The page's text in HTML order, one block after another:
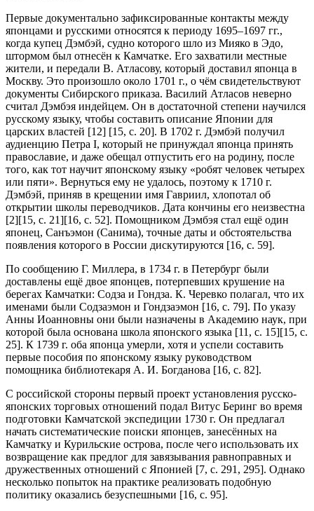
Первые документально зафиксированные контакты между
японцами и русскими относятся к периоду 1695–1697 гг.,
когда купец Дэмбэй, судно которого шло из Мияко в Эдо,
штормом был отнесён к Камчатке. Его захватили местные
жители, и передали В. Атласову, который доставил японца в
Москву. Это произошло около 1701 г., о чём свидетельствуют
документы Сибирского приказа. Василий Атласов неверно
считал Дэмбэя индейцем. Он в достаточной степени научился
русскому языку, чтобы составить описание Японии для
царских властей [12] [15, с. 20]. В 1702 г. Дэмбэй получил
аудиенцию Петра I, который не принуждал японца принять
православие, и даже обещал отпустить его на родину, после
того, как тот научит японскому языку «робят человек четырех
или пяти». Вернуться ему не удалось, поэтому к 1710 г.
Дэмбэй, приняв в крещении имя Гавриил, хлопотал об
открытии школы переводчиков. Дата кончины его неизвестна
[2][15, с. 21][16, c. 52]. Помощником Дэмбэя стал ещё один
японец, Санъэмон (Санима), точные даты и обстоятельства
появления которого в России дискутируются [16, c. 59].
По сообщению Г. Миллера, в 1734 г. в Петербург были
доставлены ещё двое японцев, потерпевших крушение на
берегах Камчатки: Содза и Гондза. К. Черевко полагал, что их
именами были Содзаэмон и Гондзаэмон [16, c. 79]. По указу
Анны Иоанновны они были назначены в Академию наук, при
которой была основана школа японского языка [11, с. 15][15, с.
25]. К 1739 г. оба японца умерли, хотя и успели составить
первые пособия по японскому языку руководством
помощника библиотекаря А. И. Богданова [16, c. 82].
С российской стороны первый проект установления русско-
японских торговых отношений подал Витус Беринг во время
подготовки Камчатской экспедиции 1730 г. Он предлагал
начать систематические поиски японцев, занесённых на
Камчатку и Курильские острова, после чего использовать их
возвращение как предлог для завязывания равноправных и
дружественных отношений с Японией [7, с. 291, 295]. Однако
несколько попыток на практике реализовать подобную
политику оказались безуспешными [16, с. 95].